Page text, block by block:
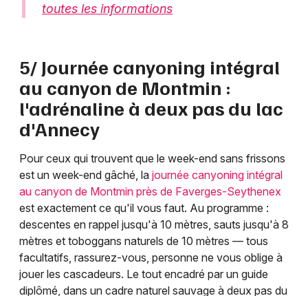
toutes les informations
5/ Journée canyoning intégral
au canyon de Montmin :
l'adrénaline à deux pas du lac
d'Annecy
Pour ceux qui trouvent que le week-end sans frissons
est un week-end gâché, la journée canyoning intégral
au canyon de Montmin près de Faverges-Seythenex
est exactement ce qu'il vous faut. Au programme :
descentes en rappel jusqu'à 10 mètres, sauts jusqu'à 8
mètres et toboggans naturels de 10 mètres — tous
facultatifs, rassurez-vous, personne ne vous oblige à
jouer les cascadeurs. Le tout encadré par un guide
diplômé, dans un cadre naturel sauvage à deux pas du